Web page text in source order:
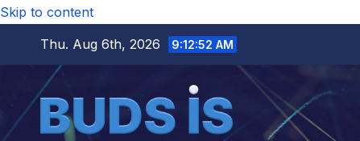
Skip to content
Thu. Aug 6th, 2026
9:12:53 AM